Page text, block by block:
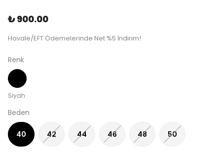
₺ 900.00
Havale/EFT Ödemelerinde Net %5 İndirim!
Renk
Siyah
Beden
40 42 44 46 48 50